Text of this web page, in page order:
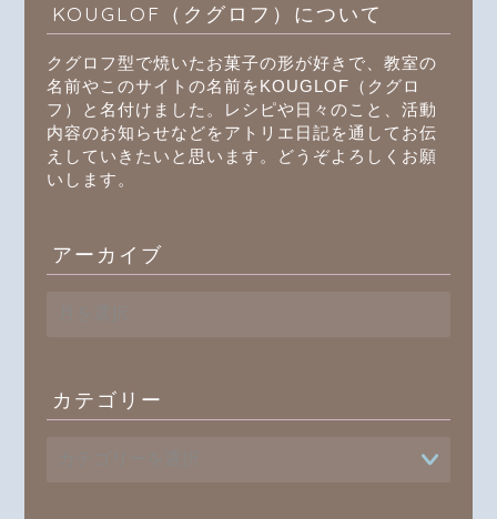
KOUGLOF（クグロフ）について
クグロフ型で焼いたお菓子の形が好きで、教室の
名前やこのサイトの名前をKOUGLOF（クグロ
フ）と名付けました。レシピや日々のこと、活動
内容のお知らせなどをアトリエ日記を通してお伝
えしていきたいと思います。どうぞよろしくお願
いします。
アーカイブ
ブ
カテゴリー
プロフィール